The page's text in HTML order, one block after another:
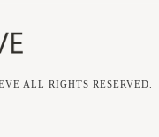
ALL RIGHTS RESERVED.